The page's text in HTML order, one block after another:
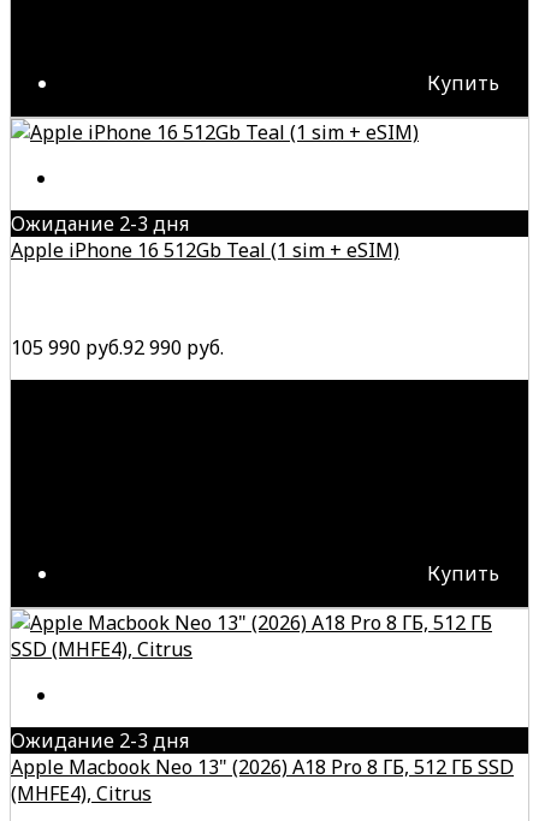
Купить
Ожидание 2-3 дня
Apple iPhone 16 512Gb Teal (1 sim + eSIM)
105 990 руб.92 990 руб.
Купить
Ожидание 2-3 дня
Apple Macbook Neo 13" (2026) A18 Pro 8 ГБ, 512 ГБ SSD
(MHFE4), Citrus